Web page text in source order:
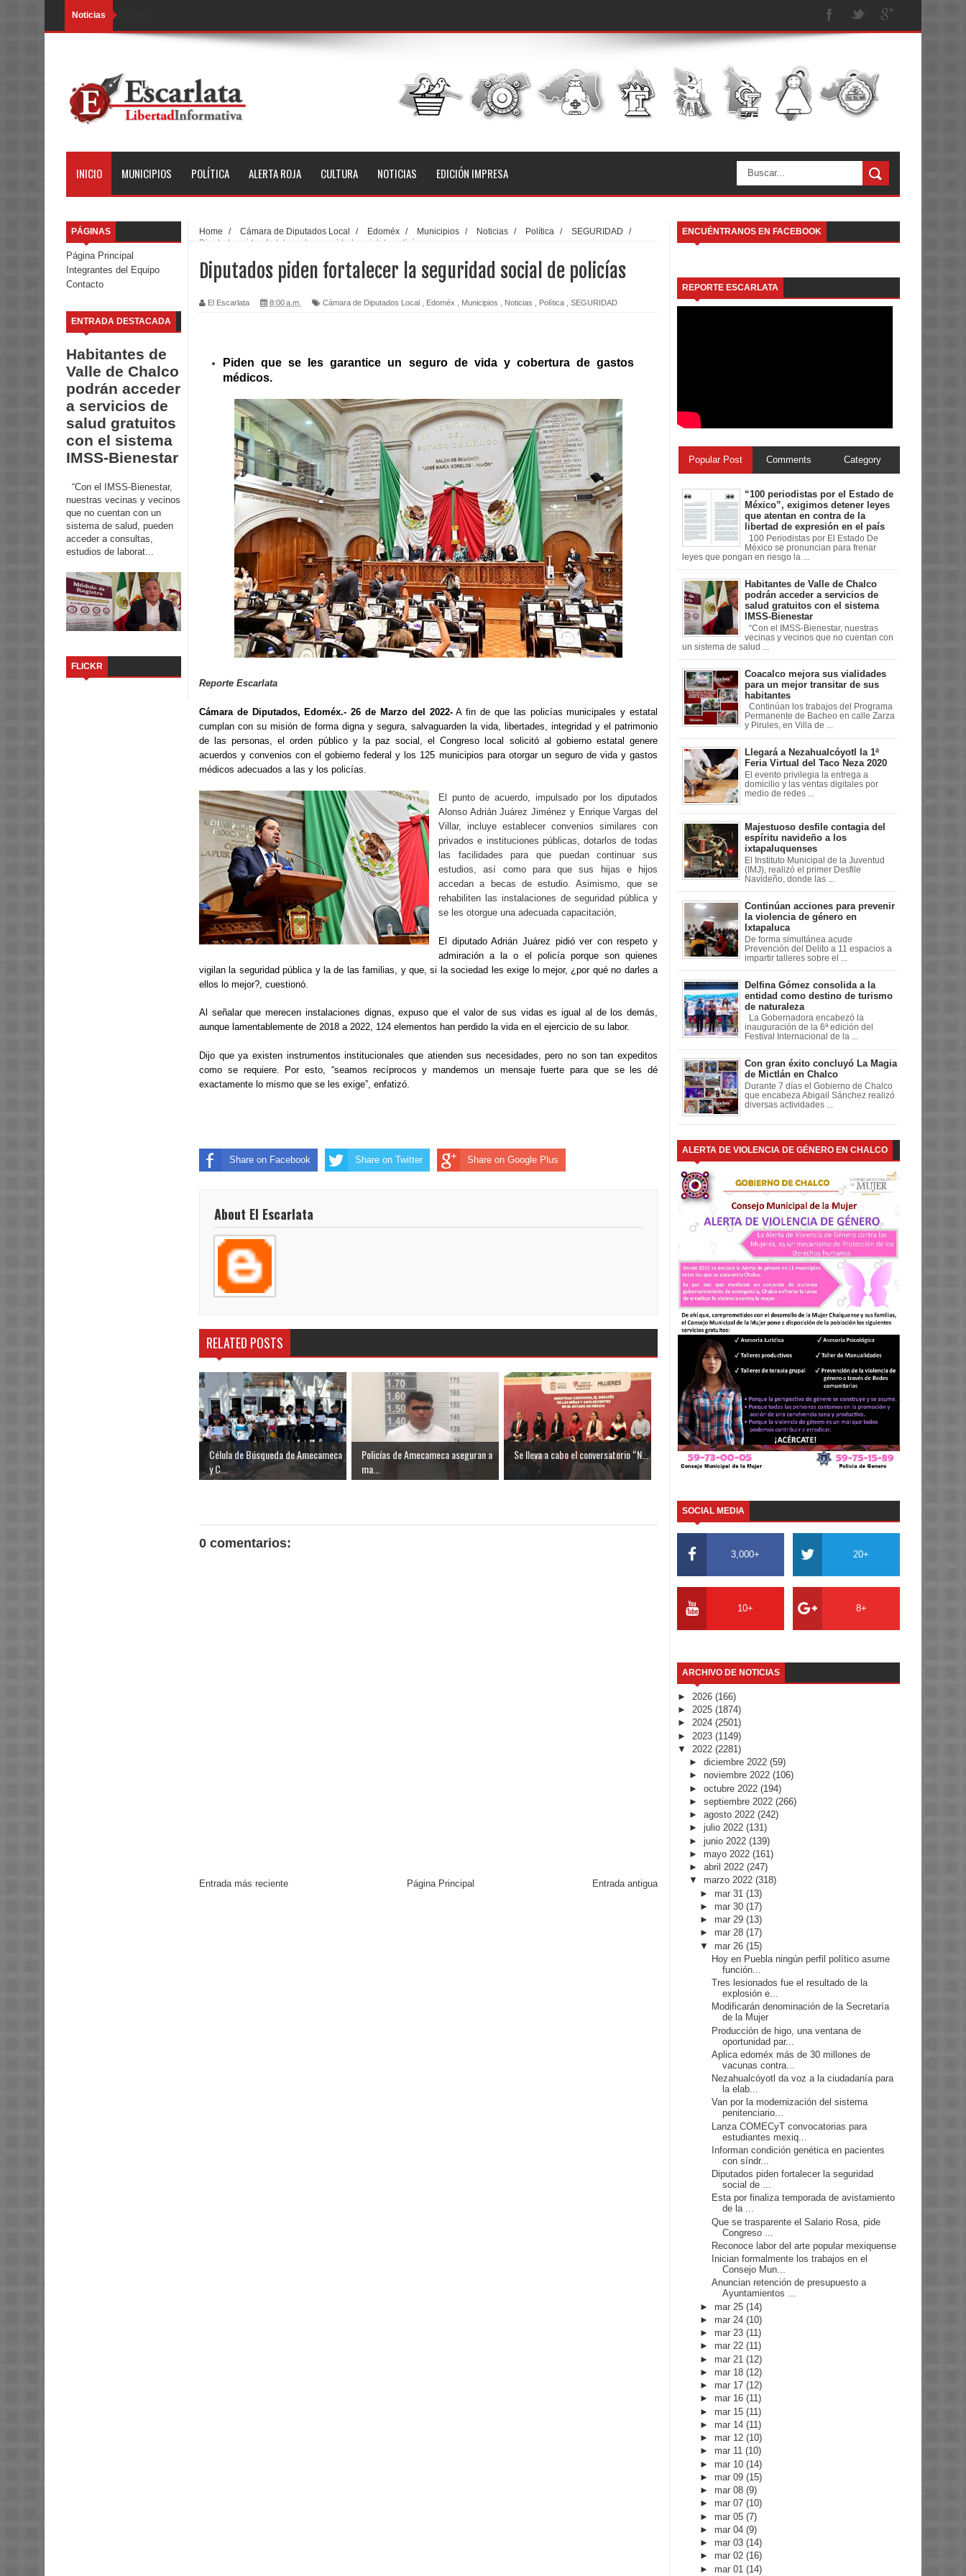
Noticias
INICIO MUNICIPIOS POLÍTICA ALERTA ROJA CULTURA NOTICIAS EDICIÓN IMPRESA
PÁGINAS
Página Principal
Integrantes del Equipo
Contacto
ENTRADA DESTACADA
Habitantes de
Valle de Chalco
podrán acceder
a servicios de
salud gratuitos
con el sistema
IMSS-Bienestar
“Con el IMSS-Bienestar,
nuestras vecinas y vecinos
que no cuentan con un
sistema de salud, pueden
acceder a consultas,
estudios de laborat...
FLICKR
Home / Cámara de Diputados Local / Edoméx / Municipios / Noticias / Política / SEGURIDAD
/
Diputados piden fortalecer la seguridad social de policías
Diputados piden fortalecer la seguridad social de policías
El Escarlata 8:00 a.m. Cámara de Diputados Local Edoméx Municipios Noticias Política SEGURIDAD
Piden que se les garantice un seguro de vida y cobertura de gastos
médicos.
Reporte Escarlata
Cámara de Diputados, Edoméx.- 26 de Marzo del 2022-A fin de que las policías municipales y estatal
cumplan con su misión de forma digna y segura, salvaguarden la vida, libertades, integridad y el patrimonio
de las personas, el orden público y la paz social, el Congreso local solicitó al gobierno estatal genere
acuerdos y convenios con el gobierno federal y los 125 municipios para otorgar un seguro de vida y gastos
médicos adecuados a las y los policías.
El punto de acuerdo, impulsado por los diputados
Alonso Adrián Juárez Jiménez y Enrique Vargas del
Villar, incluye establecer convenios similares con
privados e instituciones públicas, dotarlos de todas
las facilidades para que puedan continuar sus
estudios, así como para que sus hijas e hijos
accedan a becas de estudio. Asimismo, que se
rehabiliten las instalaciones de seguridad pública y
se les otorgue una adecuada capacitación,
El diputado Adrián Juárez pidió ver con respeto y
admiración a la o el policía porque son quienes
vigilan la seguridad pública y la de las familias, y que, si la sociedad les exige lo mejor, ¿por qué no darles a
ellos lo mejor?, cuestionó.
Al señalar que merecen instalaciones dignas, expuso que el valor de sus vidas es igual al de los demás,
aunque lamentablemente de 2018 a 2022, 124 elementos han perdido la vida en el ejercicio de su labor.
Dijo que ya existen instrumentos institucionales que atienden sus necesidades, pero no son tan expeditos
como se requiere. Por esto, “seamos recíprocos y mandemos un mensaje fuerte para que se les dé
exactamente lo mismo que se les exige”, enfatizó.
Share on Facebook Share on Twitter Share on Google Plus
About El Escarlata
RELATED POSTS
Célula de Búsqueda de Amecameca
y C...
Policías de Amecameca aseguran a
ma...
Se lleva a cabo el conversatorio “N...
0 comentarios:
Entrada más reciente Entrada antigua
Página Principal
ENCUÉNTRANOS EN FACEBOOK
REPORTE ESCARLATA
Popular Post Comments Category
“100 periodistas por el Estado de
México”, exigimos detener leyes
que atentan en contra de la
libertad de expresión en el país
100 Periodistas por El Estado De
México se pronuncian para frenar
leyes que pongan en riesgo la ...
Habitantes de Valle de Chalco
podrán acceder a servicios de
salud gratuitos con el sistema
IMSS-Bienestar
“Con el IMSS-Bienestar, nuestras
vecinas y vecinos que no cuentan con
un sistema de salud ...
Coacalco mejora sus vialidades
para un mejor transitar de sus
habitantes
Continúan los trabajos del Programa
Permanente de Bacheo en calle Zarza
y Pirules, en Villa de ...
Llegará a Nezahualcóyotl la 1ª
Feria Virtual del Taco Neza 2020
El evento privilegia la entrega a
domicilio y las ventas digitales por
medio de redes ...
Majestuoso desfile contagia del
espíritu navideño a los
ixtapaluquenses
El Instituto Municipal de la Juventud
(IMJ), realizó el primer Desfile
Navideño, donde las ...
Continúan acciones para prevenir
la violencia de género en
Ixtapaluca
De forma simultánea acude
Prevención del Delito a 11 espacios a
impartir talleres sobre el ...
Delfina Gómez consolida a la
entidad como destino de turismo
de naturaleza
La Gobernadora encabezó la
inauguración de la 6ª edición del
Festival Internacional de la ...
Con gran éxito concluyó La Magia
de Mictlán en Chalco
Durante 7 días el Gobierno de Chalco
que encabeza Abigail Sánchez realizó
diversas actividades ...
ALERTA DE VIOLENCIA DE GÉNERO EN CHALCO
SOCIAL MEDIA
3,000+ 20+
10+ 8+
ARCHIVO DE NOTICIAS
► 2026 (166)
► 2025 (1874)
► 2024 (2501)
► 2023 (1149)
▼ 2022 (2281)
► diciembre 2022 (59)
► noviembre 2022 (106)
► octubre 2022 (194)
► septiembre 2022 (266)
► agosto 2022 (242)
► julio 2022 (131)
► junio 2022 (139)
► mayo 2022 (161)
► abril 2022 (247)
▼ marzo 2022 (318)
► mar 31(13)
► mar 30(17)
► mar 29(13)
► mar 28(17)
▼ mar 26(15)
Hoy en Puebla ningún perfil político asume
función...
Tres lesionados fue el resultado de la
explosión e...
Modificarán denominación de la Secretaría
de la Mujer
Producción de higo, una ventana de
oportunidad par...
Aplica edoméx más de 30 millones de
vacunas contra...
Nezahualcóyotl da voz a la ciudadanía para
la elab...
Van por la modernización del sistema
penitenciario...
Lanza COMECyT convocatorias para
estudiantes mexiq...
Informan condición genética en pacientes
con síndr...
Diputados piden fortalecer la seguridad
social de ...
Esta por finaliza temporada de avistamiento
de la ...
Que se trasparente el Salario Rosa, pide
Congreso ...
Reconoce labor del arte popular mexiquense
Inician formalmente los trabajos en el
Consejo Mun...
Anuncian retención de presupuesto a
Ayuntamientos ...
► mar 25(14)
► mar 24(10)
► mar 23(11)
► mar 22(11)
► mar 21(12)
► mar 18(12)
► mar 17(12)
► mar 16(11)
► mar 15(11)
► mar 14(11)
► mar 12(10)
► mar 11(10)
► mar 10(14)
► mar 09(15)
► mar 08(9)
► mar 07(10)
► mar 05(7)
► mar 04(9)
► mar 03(14)
► mar 02(16)
► mar 01(14)